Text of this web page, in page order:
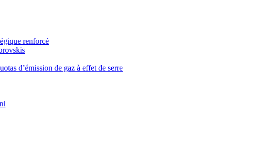
renforcé
d’émission de gaz à effet de serre